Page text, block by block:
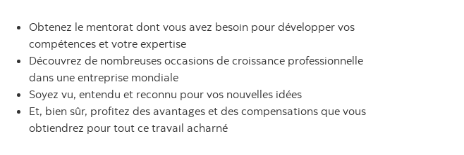
Obtenez le mentorat dont vous avez besoin pour développer vos
compétences et votre expertise
Découvrez de nombreuses occasions de croissance professionnelle
dans une entreprise mondiale
Soyez vu, entendu et reconnu pour vos nouvelles idées
Et, bien sûr, profitez des avantages et des compensations que vous
obtiendrez pour tout ce travail acharné